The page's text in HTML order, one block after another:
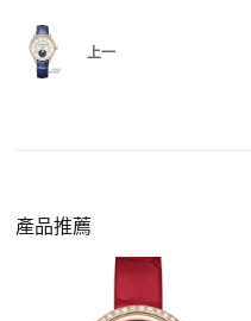
給您確認，確定沒
請先透過網站上的聯繫
們會先幫您確認版本與實
：以
同外觀與佩戴質感。
合日常通勤與旅行
上一
產品推薦